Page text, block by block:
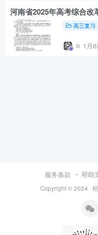
河南省2025年高考综合改
高三复习
1月6
服务条款 帮助
Copyright © 2024 ·